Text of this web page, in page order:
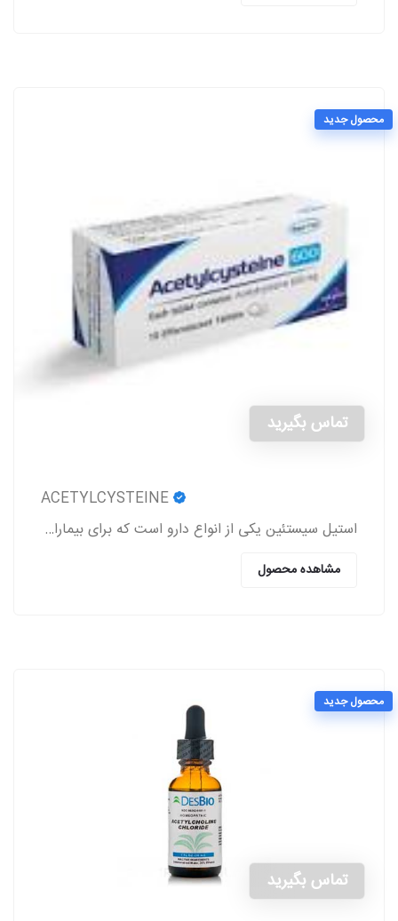
محصول جدید
تماس بگیرید
استیل سیستئین یکی از انواع دارو است که برای بیماران مبتلا به اختلالات ریوی از سمت پزشکان تجویز می‌شود.
مشاهده محصول
محصول جدید
تماس بگیرید